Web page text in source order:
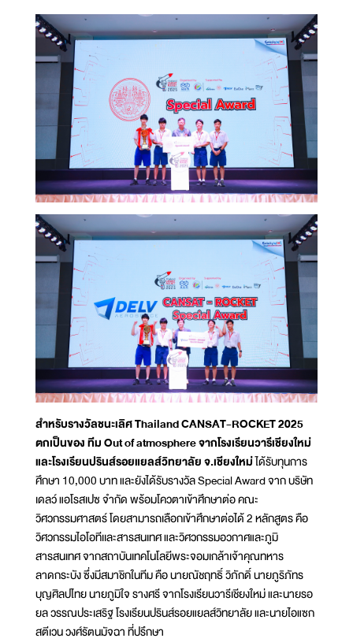
สำหรับรางวัลชนะเลิศ Thailand CANSAT-ROCKET 2025
ตกเป็นของ ทีม Out of atmosphere จากโรงเรียนวารีเชียงใหม่
และโรงเรียนปรินส์รอยแยลส์วิทยาลัย จ.เชียงใหม่ได้รับทุนการ
ศึกษา 10,000 บาท และยังได้รับรางวัล Special Award จาก บริษัท
เดลว์ แอโรสเปซ จำกัด พร้อมโควตาเข้าศึกษาต่อ คณะ
วิศวกรรมศาสตร์ โดยสามารถเลือกเข้าศึกษาต่อได้ 2 หลักสูตร คือ
วิศวกรรมไอโอทีเเละสารสนเทศ และวิศวกรรมอวกาศและภูมิ
สารสนเทศ จากสถาบันเทคโนโลยีพระจอมเกล้าเจ้าคุณทหาร
ลาดกระบัง ซึ่งมีสมาชิกในทีม คือ นายณัชฤทธิ์ วิภักดิ์ นายภูริภัทร
บุญศิลปไทย นายภูมิใจ รางศรี จากโรงเรียนวารีเชียงใหม่ และนายรอ
ยล วรรณประเสริฐ โรงเรียนปรินส์รอยแยลส์วิทยาลัย และนายไอแซก
สตีเวน วงศ์รัตนมัจฉา ที่ปรึกษา